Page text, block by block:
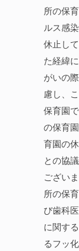
所の保
ルス感
休止し
た経緯
がいの
慮し、
保育園
の保育
育園の
との協
ござい
所の保
び歯科
に関す
るフッ